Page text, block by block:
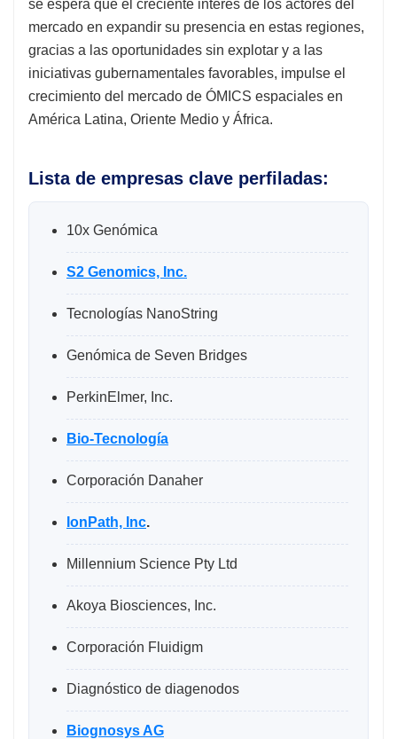
se espera que el creciente interés de los actores del
mercado en expandir su presencia en estas regiones,
gracias a las oportunidades sin explotar y a las
iniciativas gubernamentales favorables, impulse el
crecimiento del mercado de ÓMICS espaciales en
América Latina, Oriente Medio y África.
Lista de empresas clave perfiladas:
10x Genómica
S2 Genomics, Inc.
Tecnologías NanoString
Genómica de Seven Bridges
PerkinElmer, Inc.
Bio-Tecnología
Corporación Danaher
IonPath, Inc.
Millennium Science Pty Ltd
Akoya Biosciences, Inc.
Corporación Fluidigm
Diagnóstico de diagenodos
Biognosys AG